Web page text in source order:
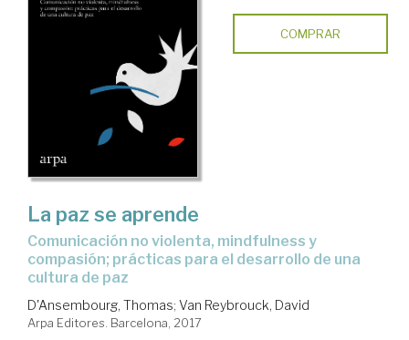
COMPRAR
La paz se aprende
comunicación no violenta, mindfulness y
compasión; prácticas para el desarrollo de una
cultura de paz
D'Ansembourg, Thomas; Van Reybrouck, David
Arpa Editores. Barcelona, 2017